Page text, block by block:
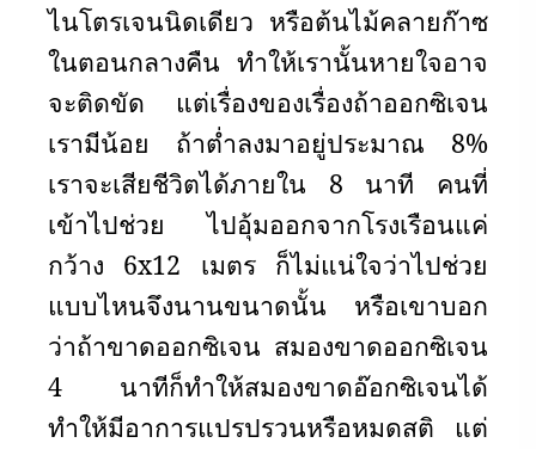
ไนโตรเจนนิดเดียว หรือต้นไม้คลายก๊าซ
ในตอนกลางคืน ทำให้เรานั้นหายใจอาจ
จะติดขัด แต่เรื่องของเรื่องถ้าออกซิเจน
เรามีน้อย ถ้าต่ำลงมาอยู่ประมาณ 8%
เราจะเสียชีวิตได้ภายใน 8 นาที คนที่
เข้าไปช่วย ไปอุ้มออกจากโรงเรือนแค่
กว้าง 6x12 เมตร ก็ไม่แน่ใจว่าไปช่วย
แบบไหนจึงนานขนาดนั้น หรือเขาบอก
ว่าถ้าขาดออกซิเจน สมองขาดออกซิเจน
4 นาทีก็ทำให้สมองขาดอ๊อกซิเจนได้
ทำให้มีอาการแปรปรวนหรือหมดสติ แต่